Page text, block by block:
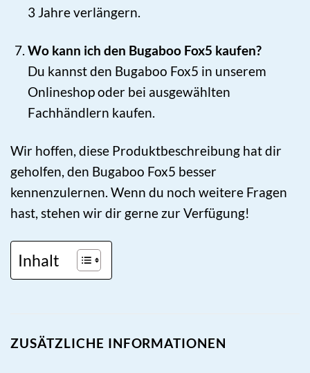
3 Jahre verlängern.
Wo kann ich den Bugaboo Fox5 kaufen?
Du kannst den Bugaboo Fox5 in unserem
Onlineshop oder bei ausgewählten
Fachhändlern kaufen.
Wir hoffen, diese Produktbeschreibung hat dir
geholfen, den Bugaboo Fox5 besser
kennenzulernen. Wenn du noch weitere Fragen
hast, stehen wir dir gerne zur Verfügung!
Inhalt
ZUSÄTZLICHE INFORMATIONEN